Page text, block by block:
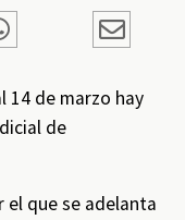
14 de marzo hay
de
que se adelanta